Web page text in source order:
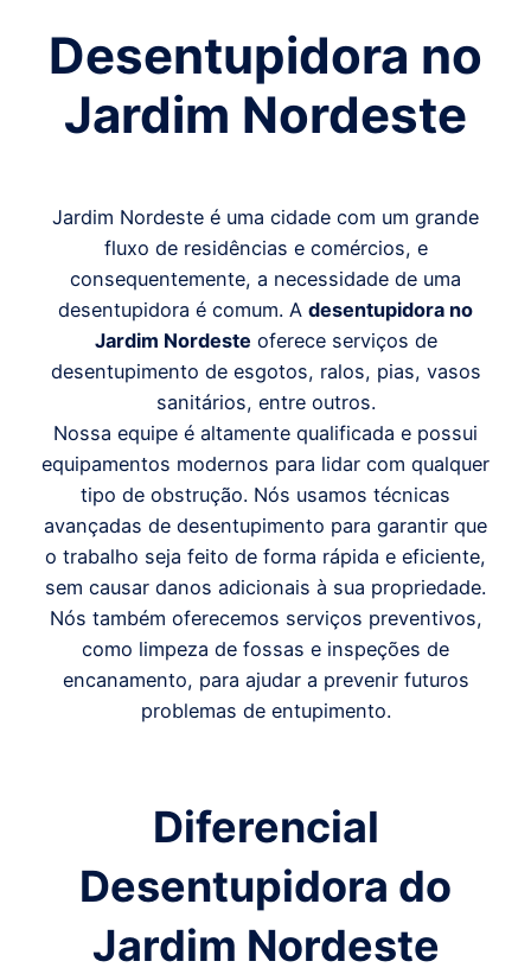
Desentupidora no
Jardim Nordeste
Jardim Nordeste é uma cidade com um grande
fluxo de residências e comércios, e
consequentemente, a necessidade de uma
desentupidora é comum. A desentupidora no
Jardim Nordeste oferece serviços de
desentupimento de esgotos, ralos, pias, vasos
sanitários, entre outros.
Nossa equipe é altamente qualificada e possui
equipamentos modernos para lidar com qualquer
tipo de obstrução. Nós usamos técnicas
avançadas de desentupimento para garantir que
o trabalho seja feito de forma rápida e eficiente,
sem causar danos adicionais à sua propriedade.
Nós também oferecemos serviços preventivos,
como limpeza de fossas e inspeções de
encanamento, para ajudar a prevenir futuros
problemas de entupimento.
Diferencial
Desentupidora do
Jardim Nordeste